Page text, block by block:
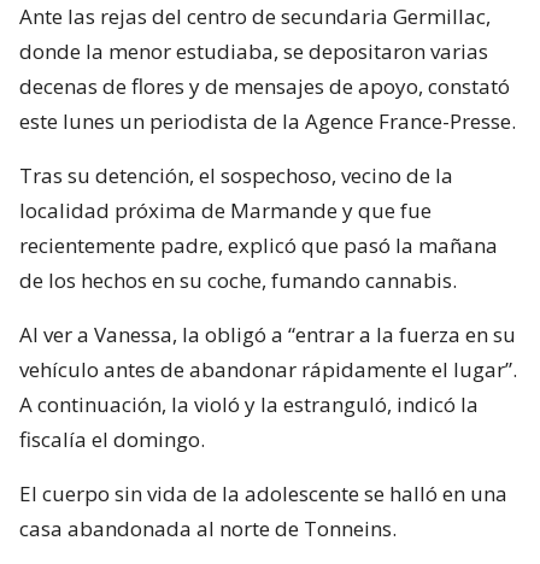
Ante las rejas del centro de secundaria Germillac,
donde la menor estudiaba, se depositaron varias
decenas de flores y de mensajes de apoyo, constató
este lunes un periodista de la Agence France-Presse.
Tras su detención, el sospechoso, vecino de la
localidad próxima de Marmande y que fue
recientemente padre, explicó que pasó la mañana
de los hechos en su coche, fumando cannabis.
Al ver a Vanessa, la obligó a “entrar a la fuerza en su
vehículo antes de abandonar rápidamente el lugar”.
A continuación, la violó y la estranguló, indicó la
fiscalía el domingo.
El cuerpo sin vida de la adolescente se halló en una
casa abandonada al norte de Tonneins.